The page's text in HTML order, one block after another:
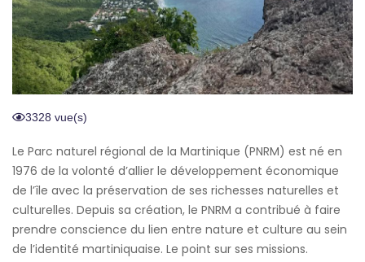
3328 vue(s)
Le Parc naturel régional de la Martinique (PNRM) est né en
1976 de la volonté d’allier le développement économique
de l’île avec la préservation de ses richesses naturelles et
culturelles. Depuis sa création, le PNRM a contribué à faire
prendre conscience du lien entre nature et culture au sein
de l’identité martiniquaise. Le point sur ses missions.